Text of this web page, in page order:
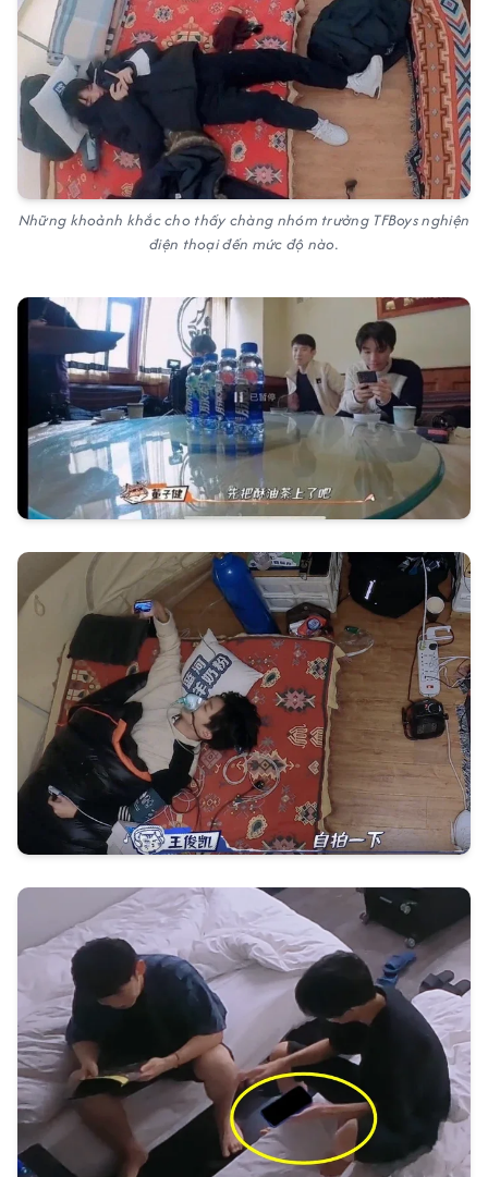
Những khoảnh khắc cho thấy chàng nhóm trưởng TFBoys nghiện
điện thoại đến mức độ nào.